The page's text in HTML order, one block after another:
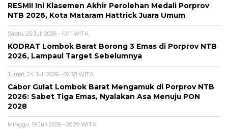
RESMI! Ini Klasemen Akhir Perolehan Medali Porprov
NTB 2026, Kota Mataram Hattrick Juara Umum
Sabtu, 25 Juli 2026 - 10:11 WITA
KODRAT Lombok Barat Borong 3 Emas di Porprov NTB
2026, Lampaui Target Sebelumnya
Jumat, 24 Juli 2026 - 02:38 WITA
Cabor Gulat Lombok Barat Mengamuk di Porprov NTB
2026: Sabet Tiga Emas, Nyalakan Asa Menuju PON
2028
Minggu, 19 Juli 2026 - 20:29 WITA